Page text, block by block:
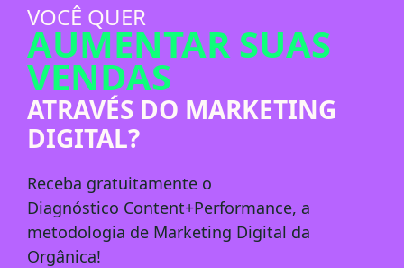
VOCÊ QUER
AUMENTAR SUAS
VENDAS
ATRAVÉS DO MARKETING
DIGITAL?
Receba gratuitamente o
Diagnóstico Content+Performance, a
metodologia de Marketing Digital da
Orgânica!